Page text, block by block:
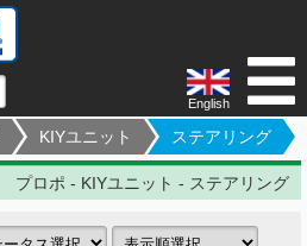
English
KIYユニット ステアリング
プロポ - KIYユニット - ステアリング